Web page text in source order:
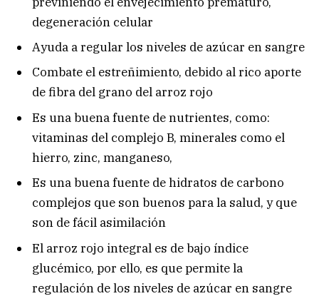
degeneración celular
Ayuda a regular los niveles de azúcar en sangre
Combate el estreñimiento, debido al rico aporte
de fibra del grano del arroz rojo
Es una buena fuente de nutrientes, como:
vitaminas del complejo B, minerales como el
hierro, zinc, manganeso,
Es una buena fuente de hidratos de carbono
complejos que son buenos para la salud, y que
son de fácil asimilación
El arroz rojo integral es de bajo índice
glucémico, por ello, es que permite la
regulación de los niveles de azúcar en sangre